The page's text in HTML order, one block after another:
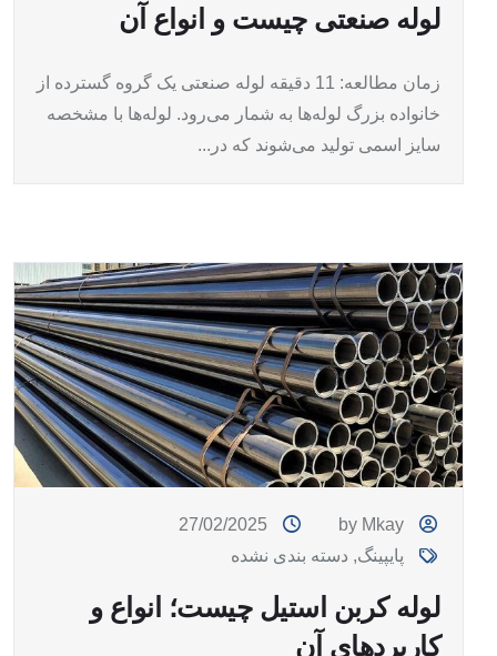
لوله صنعتی چیست و انواع آن
زمان مطالعه: 11 دقیقه لوله صنعتی یک گروه گسترده‌ از
خانواده بزرگ لوله‌ها به شمار می‌رود. لوله‌ها با مشخصه
سایز اسمی تولید می‌شوند که در...
by Mkay
27/02/2025
پایپینگ, دسته بندی نشده
لوله کربن استیل چیست؛ انواع و
کاربردهای آن